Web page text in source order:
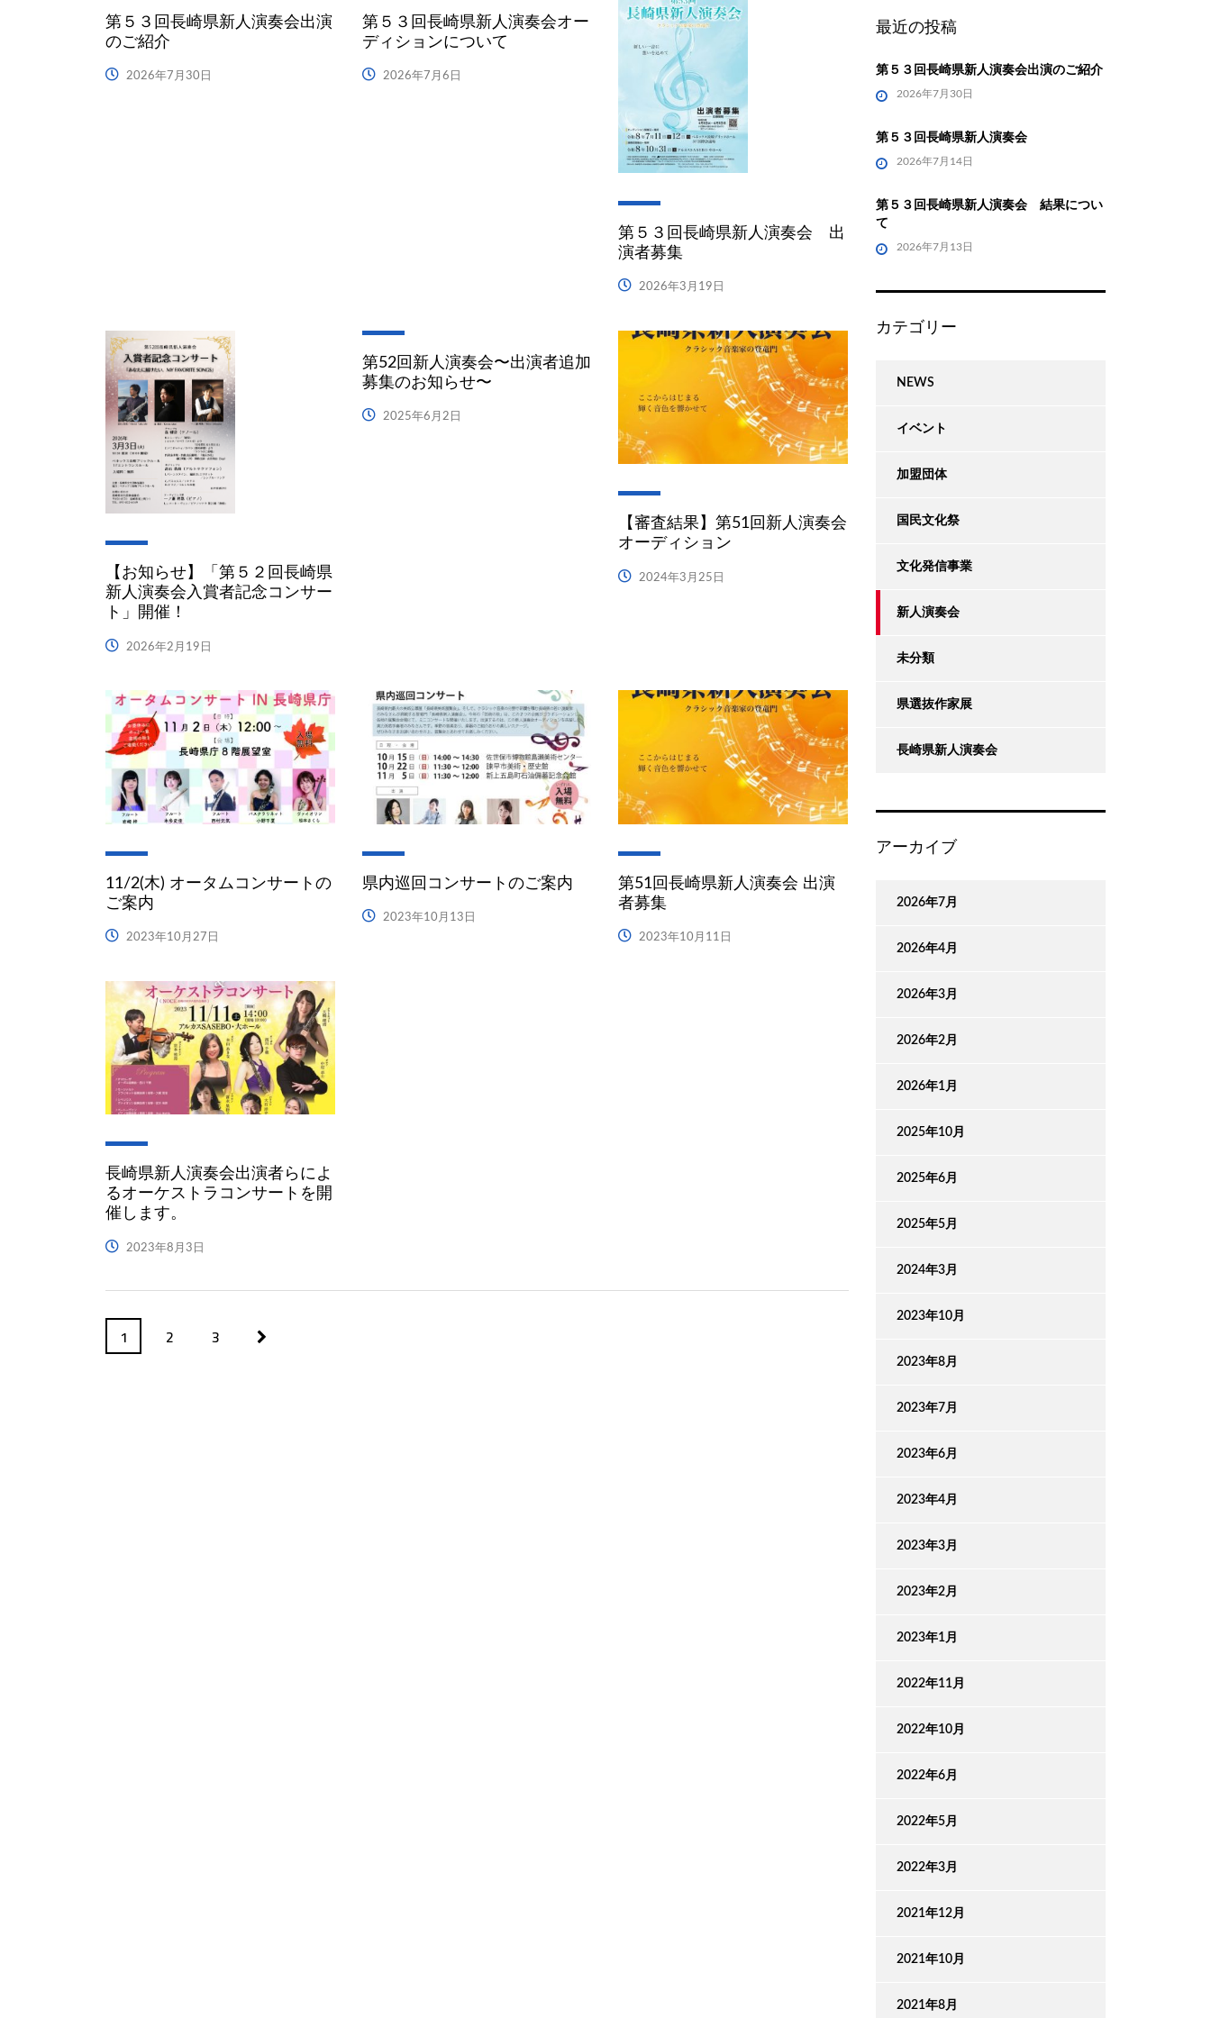
第５３回長崎県新人演奏会出演
のご紹介
2026年7月30日
第５３回長崎県新人演奏会オー
ディションについて
2026年7月6日
第５３回長崎県新人演奏会 出
演者募集
2026年3月19日
【お知らせ】「第５２回長崎県
新人演奏会入賞者記念コンサー
ト」開催！
2026年2月19日
第52回新人演奏会〜出演者追加
募集のお知らせ〜
2025年6月2日
【審査結果】第51回新人演奏会
オーディション
2024年3月25日
11/2(木) オータムコンサートの
ご案内
2023年10月27日
県内巡回コンサートのご案内
2023年10月13日
第51回長崎県新人演奏会 出演
者募集
2023年10月11日
長崎県新人演奏会出演者らによ
るオーケストラコンサートを開
催します。
2023年8月3日
1 2 3
最近の投稿
第５３回長崎県新人演奏会出演のご紹介
2026年7月30日
第５３回長崎県新人演奏会
2026年7月14日
第５３回長崎県新人演奏会 結果につい
て
2026年7月13日
カテゴリー
NEWS
イベント
加盟団体
国民文化祭
文化発信事業
新人演奏会
未分類
県選抜作家展
長崎県新人演奏会
アーカイブ
2026年7月
2026年4月
2026年3月
2026年2月
2026年1月
2025年10月
2025年6月
2025年5月
2024年3月
2023年10月
2023年8月
2023年7月
2023年6月
2023年4月
2023年3月
2023年2月
2023年1月
2022年11月
2022年10月
2022年6月
2022年5月
2022年3月
2021年12月
2021年10月
2021年8月